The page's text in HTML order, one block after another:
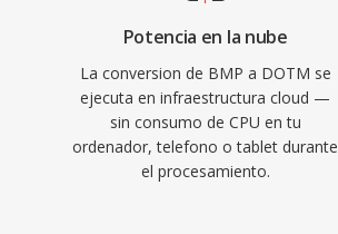
Potencia en la nube
La conversion de BMP a DOTM se
ejecuta en infraestructura cloud —
sin consumo de CPU en tu
ordenador, telefono o tablet durante
el procesamiento.